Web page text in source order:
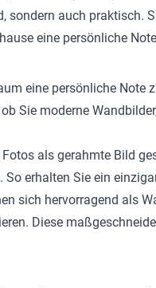
auch
eine persönliche
eine persönliche
Sie moderne
als gerahmte Bild
erhalten Sie ein
sich hervorragend als
Diese